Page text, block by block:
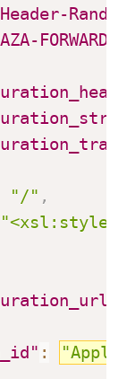
Rand"
"/" ,
: